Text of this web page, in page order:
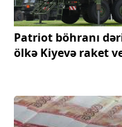
Patriot böhranı
ölkə Kiyevə raket